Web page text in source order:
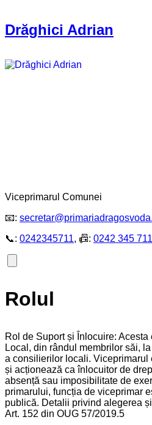
Drăghici Adrian
Viceprimarul Comunei
📧:
📞: 0242345711, 📠: 0242 345 711
Rolul
Rol de Suport și Înlocuire:
Local, din rândul membrilor săi,
a consilierilor locali. Viceprimarul
și acționează ca înlocuitor de
absență sau imposibilitate de
primarului, funcția de viceprimar
publică. Detalii privind alegerea
Art. 152 din OUG 57/2019.5